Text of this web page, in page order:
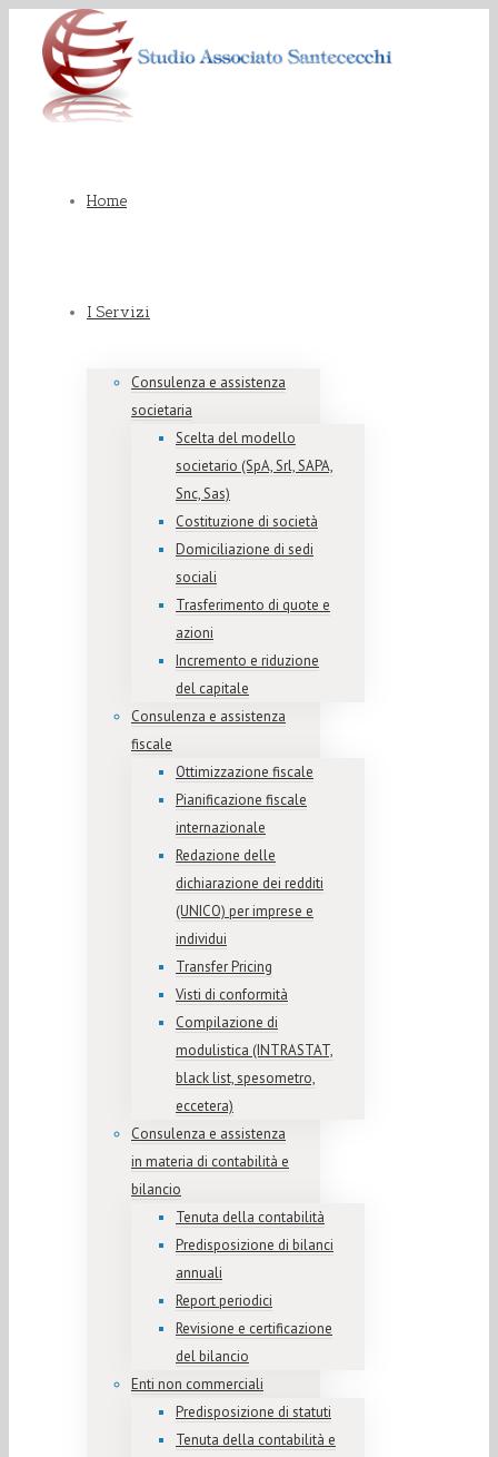
Home
I Servizi
Consulenza e assistenza
societaria
Scelta del modello
societario (SpA, Srl, SAPA,
Snc, Sas)
Costituzione di società
Domiciliazione di sedi
sociali
Trasferimento di quote e
azioni
Incremento e riduzione
del capitale
Consulenza e assistenza
fiscale
Ottimizzazione fiscale
Pianificazione fiscale
internazionale
Redazione delle
dichiarazione dei redditi
(UNICO) per imprese e
individui
Transfer Pricing
Visti di conformità
Compilazione di
modulistica (INTRASTAT,
black list, spesometro,
eccetera)
Consulenza e assistenza
in materia di contabilità e
bilancio
Tenuta della contabilità
Predisposizione di bilanci
annuali
Report periodici
Revisione e certificazione
del bilancio
Enti non commerciali
Predisposizione di statuti
Tenuta della contabilità e